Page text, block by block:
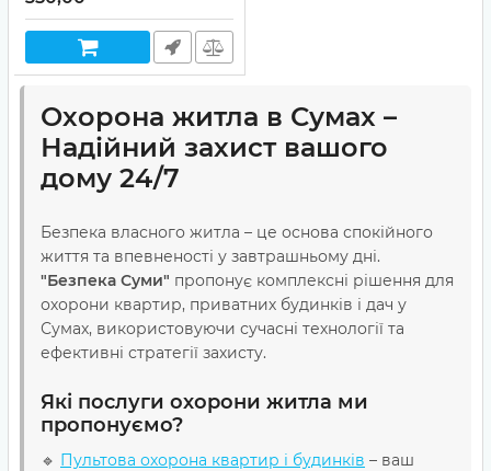
Охорона житла в Сумах –
Надійний захист вашого
дому 24/7
Безпека власного житла – це основа спокійного
життя та впевненості у завтрашньому дні.
"Безпека Суми" пропонує комплексні рішення для
охорони квартир, приватних будинків і дач у
Сумах, використовуючи сучасні технології та
ефективні стратегії захисту.
Які послуги охорони житла ми
пропонуємо?
🔹 Пультова охорона квартир і будинків – ваш